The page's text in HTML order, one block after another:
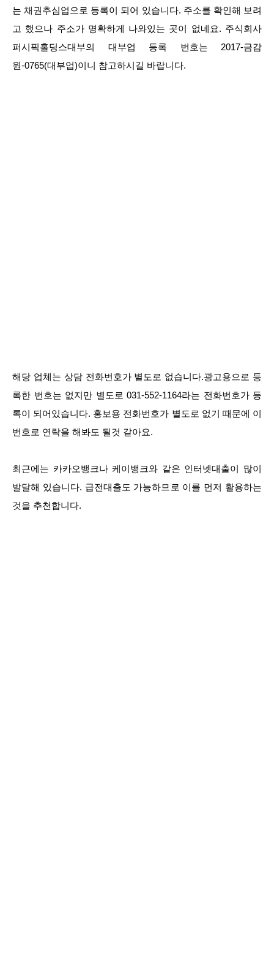
는 채권추심업으로 등록이 되어 있습니다. 주소를 확인해 보려
고 했으나 주소가 명확하게 나와있는 곳이 없네요. 주식회사
퍼시픽홀딩스대부의 대부업 등록 번호는 2017-금감
원-0765(대부업)이니 참고하시길 바랍니다.
해당 업체는 상담 전화번호가 별도로 없습니다.광고용으로 등
록한 번호는 없지만 별도로 031-552-1164라는 전화번호가 등
록이 되어있습니다. 홍보용 전화번호가 별도로 없기 때문에 이
번호로 연락을 해봐도 될것 같아요.
최근에는 카카오뱅크나 케이뱅크와 같은 인터넷대출이 많이
발달해 있습니다. 급전대출도 가능하므로 이를 먼저 활용하는
것을 추천합니다.